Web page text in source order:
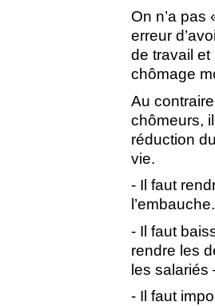
On n’a pas
erreur
de travail
chômage
Au
chômeurs,
réduction
vie.
- Il faut
- Il faut
rendre les
les salariés
- Il faut